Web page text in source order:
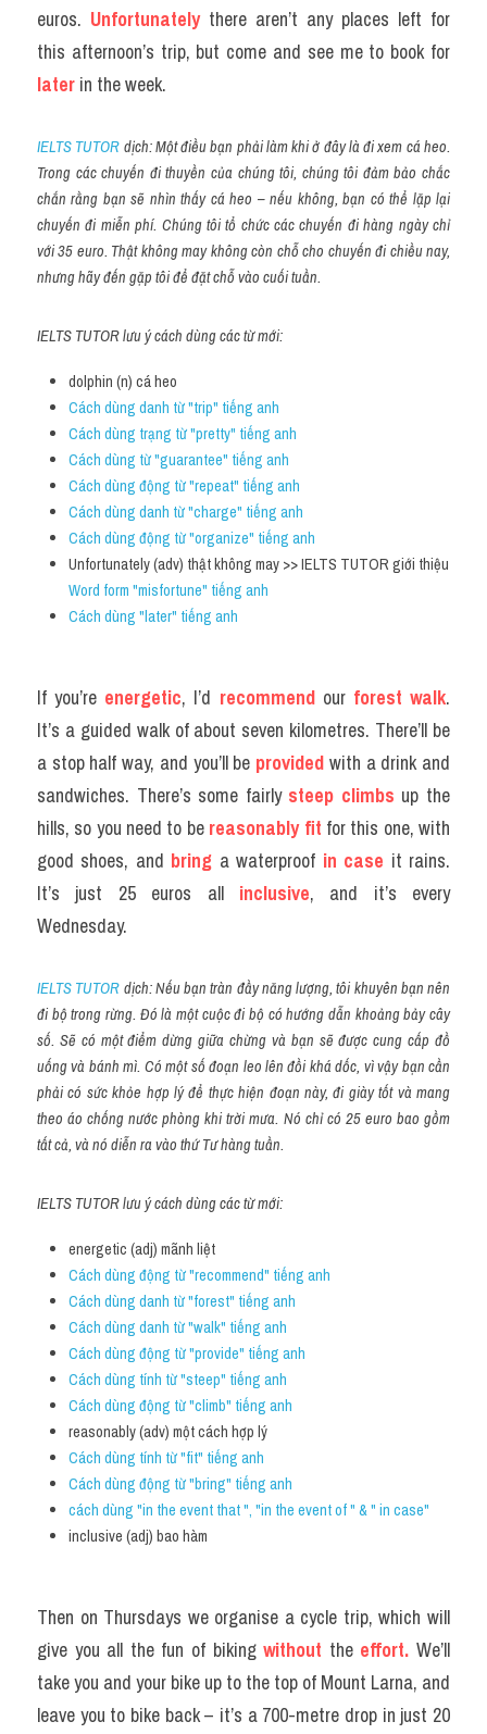
euros. Unfortunately there aren’t any places left for
later in the week.
IELTS TUTOR dịch: Một điều bạn phải làm khi ở đây là đi xem cá heo.
Trong các chuyến đi thuyền của chúng tôi, chúng tôi đảm bảo chắc
chắn rằng bạn sẽ nhìn thấy cá heo – nếu không, bạn có thể lặp lại
chuyến đi miễn phí. Chúng tôi tổ chức các chuyến đi hàng ngày chỉ
với 35 euro. Thật không may không còn chỗ cho chuyến đi chiều nay,
nhưng hãy đến gặp tôi để đặt chỗ vào cuối tuần.
IELTS TUTOR lưu ý cách dùng các từ mới:
dolphin (n) cá heo
Cách dùng danh từ "trip" tiếng anh
Cách dùng trạng từ "pretty" tiếng anh
Cách dùng từ "guarantee" tiếng anh
Cách dùng động từ "repeat" tiếng anh
Cách dùng danh từ "charge" tiếng anh
Cách dùng động từ "organize" tiếng anh
Word form "misfortune" tiếng anh
Cách dùng "later" tiếng anh
If you’re energetic, I’d recommend our forest walk.
It’s a guided walk of about seven kilometres. There’ll be
a stop half way, and you’ll be provided with a drink and
sandwiches. There’s some fairly steep climbs up the
hills, so you need to be reasonably fit for this one, with
good shoes, and bring a waterproof in case it rains.
It’s just 25 euros all inclusive, and it’s every
Wednesday.
IELTS TUTOR dịch: Nếu bạn tràn đầy năng lượng, tôi khuyên bạn nên
đi bộ trong rừng. Đó là một cuộc đi bộ có hướng dẫn khoảng bảy cây
số. Sẽ có một điểm dừng giữa chừng và bạn sẽ được cung cấp đồ
uống và bánh mì. Có một số đoạn leo lên đồi khá dốc, vì vậy bạn cần
phải có sức khỏe hợp lý để thực hiện đoạn này, đi giày tốt và mang
theo áo chống nước phòng khi trời mưa. Nó chỉ có 25 euro bao gồm
tất cả, và nó diễn ra vào thứ Tư hàng tuần.
IELTS TUTOR lưu ý cách dùng các từ mới:
energetic (adj) mãnh liệt
Cách dùng động từ "recommend" tiếng anh
Cách dùng danh từ "forest" tiếng anh
Cách dùng danh từ "walk" tiếng anh
Cách dùng động từ "provide" tiếng anh
Cách dùng tính từ "steep" tiếng anh
Cách dùng động từ "climb" tiếng anh
reasonably (adv) một cách hợp lý
Cách dùng tính từ "fit" tiếng anh
Cách dùng động từ "bring" tiếng anh
cách dùng "in the event that ", "in the event of " & " in case"
inclusive (adj) bao hàm
Then on Thursdays we organise a cycle trip, which will
give you all the fun of biking without the effort. We’ll
take you and your bike up to the top of Mount Larna, and
leave you to bike back – it’s a 700-metre drop in just 20